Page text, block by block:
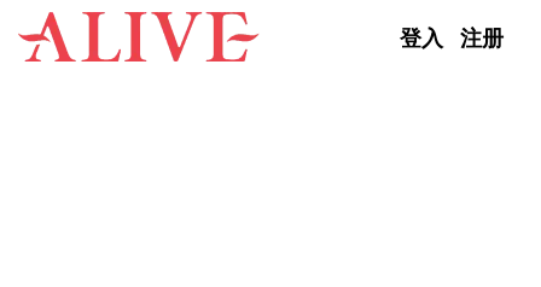
Skip to content
登入 注册